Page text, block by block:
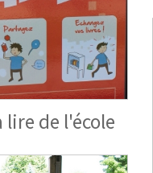
de l'école